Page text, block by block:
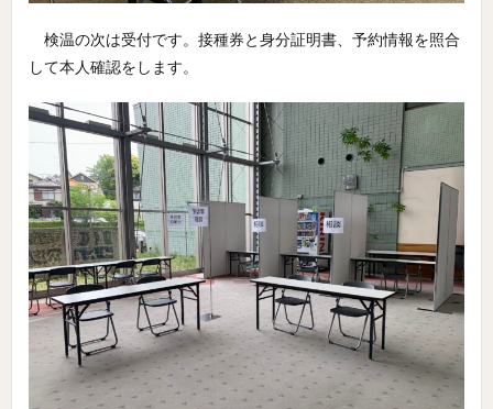
検温の次は受付です。接種券と身分証明書、予約情報を照合
して本人確認をします。